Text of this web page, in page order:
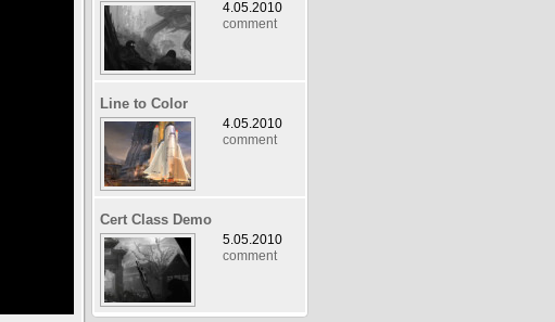
4.05.2010
comment
Line to Color
4.05.2010
comment
Cert Class Demo
5.05.2010
comment